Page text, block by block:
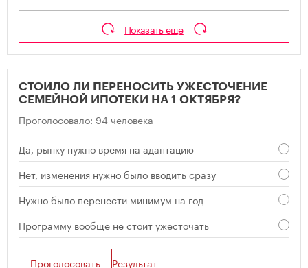
Показать еще
СТОИЛО ЛИ ПЕРЕНОСИТЬ УЖЕСТОЧЕНИЕ
СЕМЕЙНОЙ ИПОТЕКИ НА 1 ОКТЯБРЯ?
Проголосовало: 94 человека
Да, рынку нужно время на адаптацию
Нет, изменения нужно было вводить сразу
Нужно было перенести минимум на год
Программу вообще не стоит ужесточать
Проголосовать Результат